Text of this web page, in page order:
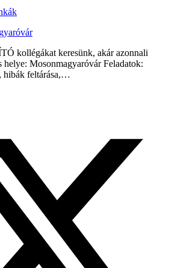
kollégákat keresünk, akár azonnali
helye: Mosonmagyaróvár Feladatok:
hibák feltárása,…